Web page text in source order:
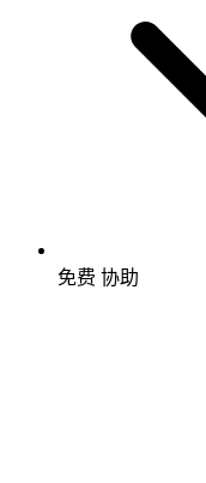
免费 协助